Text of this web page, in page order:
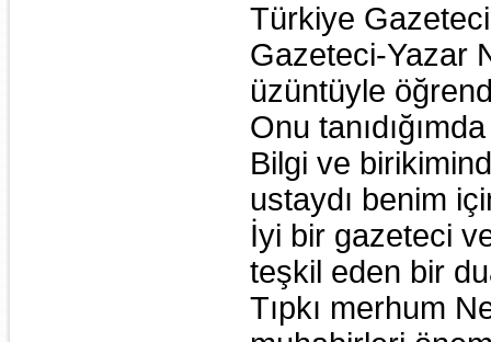
Türkiye
Gazeteci-Yazar
üzüntüyle
Onu
Bilgi ve
ustaydı benim
İyi bir gazeteci
teşkil eden bir
Tıpkı merhum